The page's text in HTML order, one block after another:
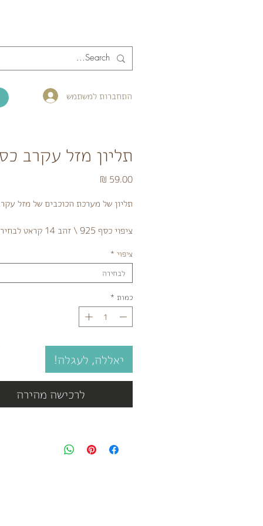
התחברות למשתמש
תליון מזל עקרב
תליון של מערכת הכוכבים של מזל
ציפוי כסף 925 \ זהב 14 קראט לבחירה
ציפוי *
לבחירה
כמות *
יאללה, לעגלה!
לרכישה מהירה